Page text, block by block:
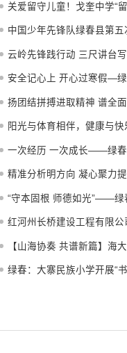
关爱留守儿童！戈奎中学“
中国少年先锋队绿春县第
云岭先锋践行动 三尺讲台
安全记心上 开心过寒假—
扬团结拼搏进取精神 谱全
阳光与体育相伴，健康与
精准分析明方向 凝心聚力
“守本固根 师德如光”——绿
红河州长桥建设工程有限
绿春：大寨民族小学开展“